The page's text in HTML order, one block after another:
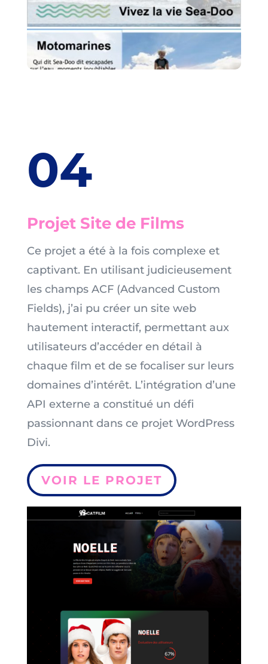
04
Projet Site de Films
Ce projet a été à la fois complexe et
captivant. En utilisant judicieusement
les champs ACF (Advanced Custom
Fields), j’ai pu créer un site web
hautement interactif, permettant aux
utilisateurs d’accéder en détail à
chaque film et de se focaliser sur leurs
domaines d’intérêt. L’intégration d’une
API externe a constitué un défi
passionnant dans ce projet WordPress
Divi.
VOIR LE PROJET